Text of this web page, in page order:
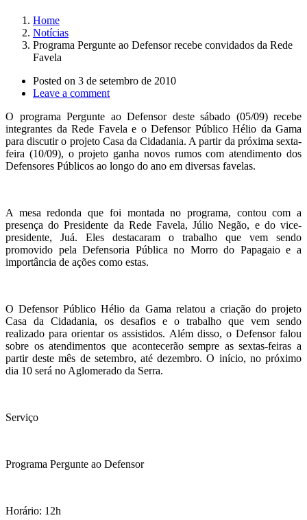
Home
Notícias
Programa Pergunte ao Defensor recebe convidados da Rede
Favela
Posted on 3 de setembro de 2010
Leave a comment
O programa Pergunte ao Defensor deste sábado (05/09) recebe
integrantes da Rede Favela e o Defensor Público Hélio da Gama
para discutir o projeto Casa da Cidadania. A partir da próxima sexta-
feira (10/09), o projeto ganha novos rumos com atendimento dos
Defensores Públicos ao longo do ano em diversas favelas.
A mesa redonda que foi montada no programa, contou com a
presença do Presidente da Rede Favela, Júlio Negão, e do vice-
presidente, Juá. Eles destacaram o trabalho que vem sendo
promovido pela Defensoria Pública no Morro do Papagaio e a
importância de ações como estas.
O Defensor Público Hélio da Gama relatou a criação do projeto
Casa da Cidadania, os desafios e o trabalho que vem sendo
realizado para orientar os assistidos. Além disso, o Defensor falou
sobre os atendimentos que acontecerão sempre as sextas-feiras a
partir deste mês de setembro, até dezembro. O início, no próximo
dia 10 será no Aglomerado da Serra.
Serviço
Programa Pergunte ao Defensor
Horário: 12h